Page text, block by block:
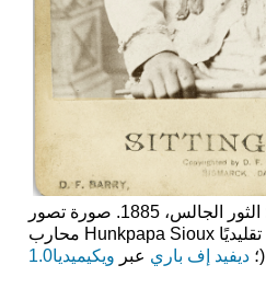
: الثور الجالس، 1885. صورة تصور
1.0
؛ديفيد إف باري عبر ويكيميديا )